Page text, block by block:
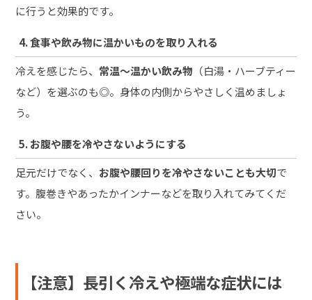
に行うと効果的です。
4. 食事や飲み物に温かいものを取り入れる
冷えを感じたら、 常温〜温かい飲み物 （白湯・ハーブティー
など）を選ぶのも◎。身体の内側からやさしく温めましょ
う。
5. お腹や腰を冷やさないようにする
足元だけでなく、 お腹や腰回りを冷やさないことも大切で
す。腹巻きやあったかインナーなどを取り入れてみてくだ
さい。
【注意】長引く冷えや極端な症状には